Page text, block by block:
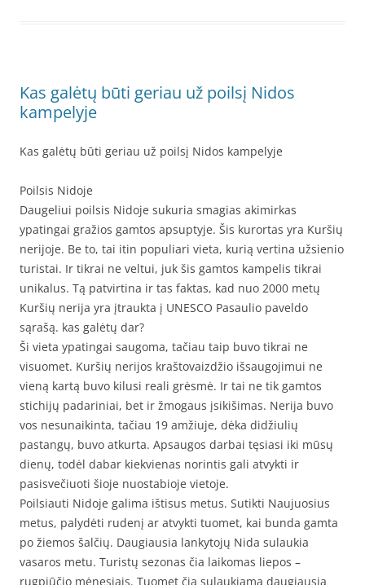
Kas galėtų būti geriau už poilsį Nidos
kampelyje
Kas galėtų būti geriau už poilsį Nidos kampelyje
Poilsis Nidoje
Daugeliui poilsis Nidoje sukuria smagias akimirkas
ypatingai gražios gamtos apsuptyje. Šis kurortas yra Kuršių
nerijoje. Be to, tai itin populiari vieta, kurią vertina užsienio
turistai. Ir tikrai ne veltui, juk šis gamtos kampelis tikrai
unikalus. Tą patvirtina ir tas faktas, kad nuo 2000 metų
Kuršių nerija yra įtraukta į UNESCO Pasaulio paveldo
sąrašą. kas galėtų dar?
Ši vieta ypatingai saugoma, tačiau taip buvo tikrai ne
visuomet. Kuršių nerijos kraštovaizdžio išsaugojimui ne
vieną kartą buvo kilusi reali grėsmė. Ir tai ne tik gamtos
stichijų padariniai, bet ir žmogaus įsikišimas. Nerija buvo
vos nesunaikinta, tačiau 19 amžiuje, dėka didžiulių
pastangų, buvo atkurta. Apsaugos darbai tęsiasi iki mūsų
dienų, todėl dabar kiekvienas norintis gali atvykti ir
pasisvečiuoti šioje nuostabioje vietoje.
Poilsiauti Nidoje galima ištisus metus. Sutikti Naujuosius
metus, palydėti rudenį ar atvykti tuomet, kai bunda gamta
po žiemos šalčių. Daugiausia lankytojų Nida sulaukia
vasaros metu. Turistų sezonas čia laikomas liepos –
rugpjūčio mėnesiais. Tuomet čia sulaukiama daugiausia